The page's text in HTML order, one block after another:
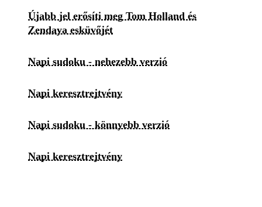
Újabb jel erősíti meg Tom Holland és
Zendaya esküvőjét
Napi sudoku - nehezebb verzió
Napi keresztrejtvény
Napi sudoku - könnyebb verzió
Napi keresztrejtvény